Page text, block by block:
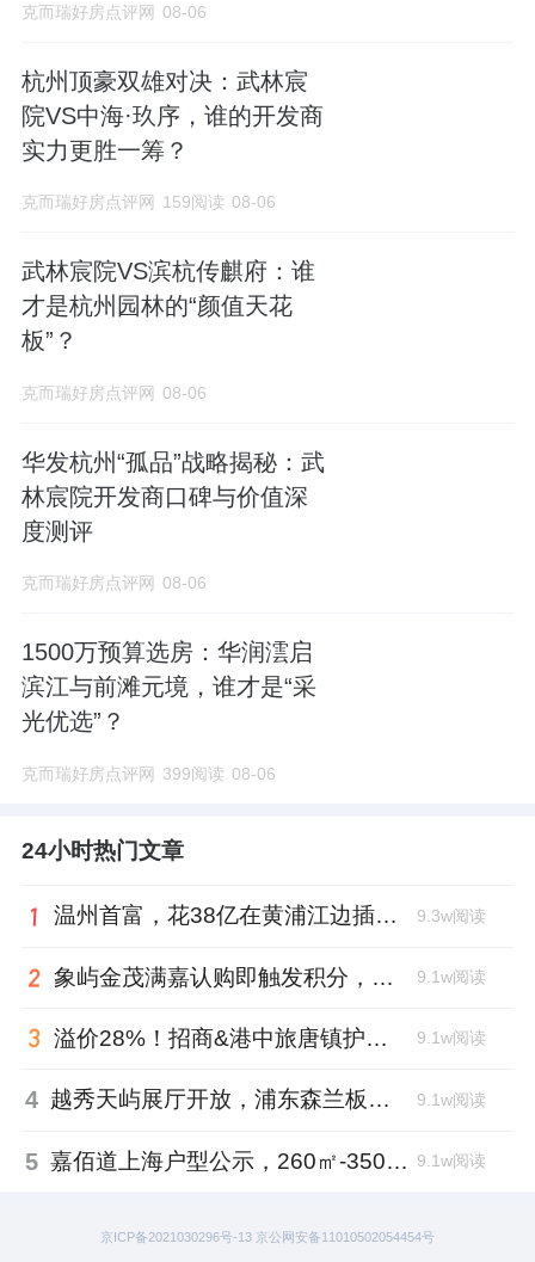
克而瑞好房点评网 08-06
杭州顶豪双雄对决：武林宸
院VS中海·玖序，谁的开发商
实力更胜一筹？
克而瑞好房点评网 159阅读 08-06
武林宸院VS滨杭传麒府：谁
才是杭州园林的“颜值天花
板”？
克而瑞好房点评网 08-06
华发杭州“孤品”战略揭秘：武
林宸院开发商口碑与价值深
度测评
克而瑞好房点评网 08-06
1500万预算选房：华润澐启
滨江与前滩元境，谁才是“采
光优选”？
克而瑞好房点评网 399阅读 08-06
24小时热门文章
温州首富，花38亿在黄浦江边插了面旗 9.3w阅读
象屿金茂满嘉认购即触发积分，嘉定新城迎来现象级改善新盘 9.1w阅读
溢价28%！招商&港中旅唐镇护盘成功 9.1w阅读
4 越秀天屿展厅开放，浦东森兰板块迎来全域抬板纯新盘 9.1w阅读
5 嘉佰道上海户型公示，260㎡-350㎡大平层锁定徐汇内环塔尖客群 9.1w阅读
京ICP备2021030296号-13 京公网安备11010502054454号